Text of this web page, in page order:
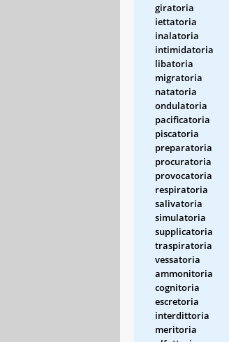
giratoria
iettatoria
inalatoria
intimidatoria
libatoria
migratoria
natatoria
ondulatoria
pacificatoria
piscatoria
preparatoria
procuratoria
provocatoria
respiratoria
salivatoria
simulatoria
supplicatoria
traspiratoria
vessatoria
ammonitoria
cognitoria
escretoria
interdittoria
meritoria